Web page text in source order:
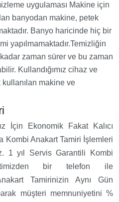
uygulaması Makine için
banyodan makine, petek
Banyo haricinde hiç bir
yapılmamaktadır.Temizliğin
zaman sürer ve bu zaman
Kullandığımız cihaz ve
makine ve
İçin Ekonomik Fakat Kalıcı
Kombi Anakart Tamiri İşlemleri
1 yıl Servis Garantili Kombi
bir telefon ile
Tamirinizin Aynı Gün
müşteri memnuniyetini %